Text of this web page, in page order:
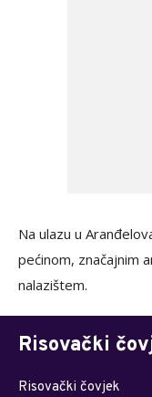
Na ulazu u
pećinom, značajnim
nalazištem.
Risovački
Risovački čovjek